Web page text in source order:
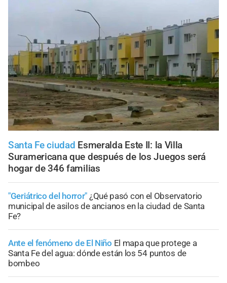
Santa Fe ciudad Esmeralda Este II: la Villa
Suramericana que después de los Juegos será
hogar de 346 familias
"Geriátrico del horror" ¿Qué pasó con el Observatorio
municipal de asilos de ancianos en la ciudad de Santa
Fe?
Ante el fenómeno de El Niño El mapa que protege a
Santa Fe del agua: dónde están los 54 puntos de
bombeo